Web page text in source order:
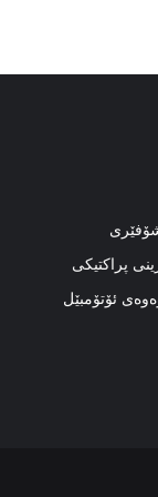
پراکتیکی
ئۆتۆمبێل